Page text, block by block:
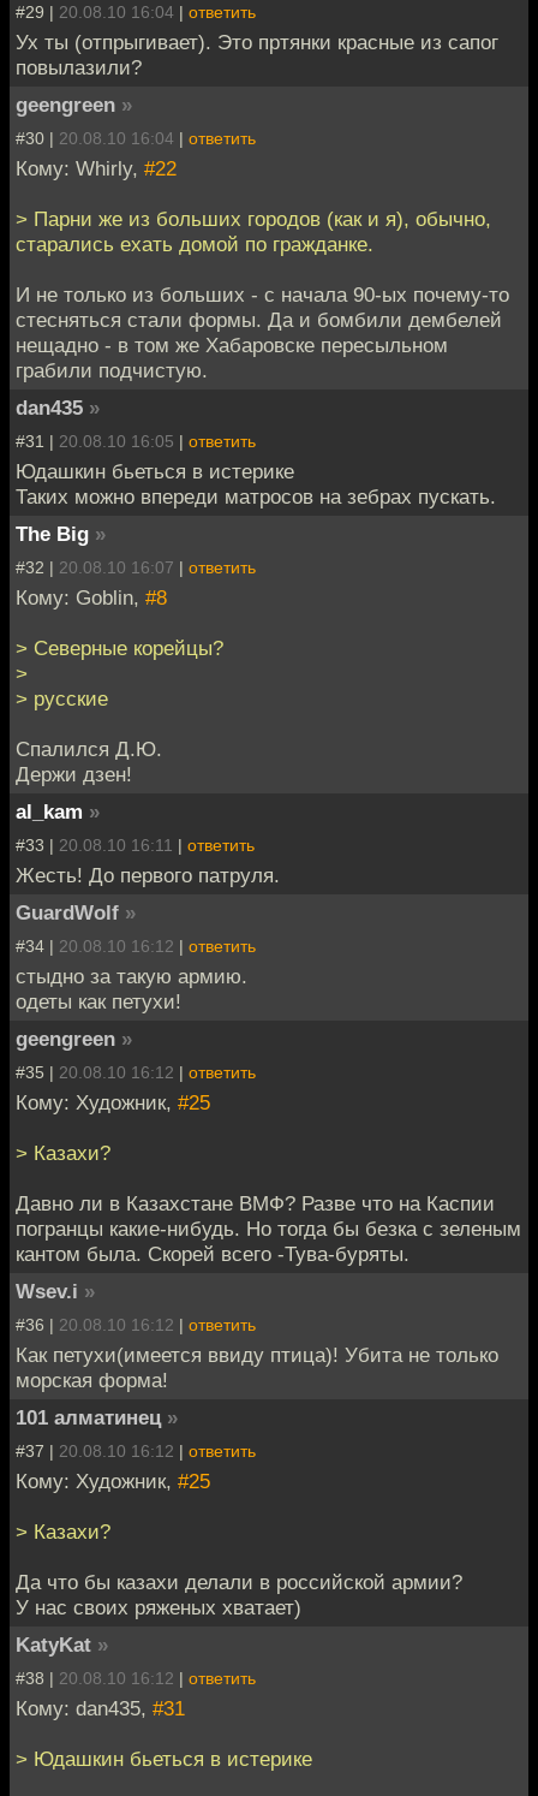
#29 | 20.08.10 16:04 | ответить
Ух ты (отпрыгивает). Это пртянки красные из сапог
повылазили?
geengreen »
#30 | 20.08.10 16:04 | ответить
Кому: Whirly, #22
> Парни же из больших городов (как и я), обычно,
старались ехать домой по гражданке.
И не только из больших - с начала 90-ых почему-то
стесняться стали формы. Да и бомбили дембелей
нещадно - в том же Хабаровске пересыльном
грабили подчистую.
dan435 »
#31 | 20.08.10 16:05 | ответить
Юдашкин бьеться в истерике
Таких можно впереди матросов на зебрах пускать.
The Big »
#32 | 20.08.10 16:07 | ответить
Кому: Goblin, #8
> Северные корейцы?
>
> русские
Спалился Д.Ю.
Держи дзен!
al_kam »
#33 | 20.08.10 16:11 | ответить
Жесть! До первого патруля.
GuardWolf »
#34 | 20.08.10 16:12 | ответить
стыдно за такую армию.
одеты как петухи!
geengreen »
#35 | 20.08.10 16:12 | ответить
Кому: Художник, #25
> Казахи?
Давно ли в Казахстане ВМФ? Разве что на Каспии
погранцы какие-нибудь. Но тогда бы безка с зеленым
кантом была. Скорей всего -Тува-буряты.
Wsev.i »
#36 | 20.08.10 16:12 | ответить
Как петухи(имеется ввиду птица)! Убита не только
морская форма!
101 алматинец »
#37 | 20.08.10 16:12 | ответить
Кому: Художник, #25
> Казахи?
Да что бы казахи делали в российской армии?
У нас своих ряженых хватает)
KatyKat »
#38 | 20.08.10 16:12 | ответить
Кому: dan435, #31
> Юдашкин бьеться в истерике